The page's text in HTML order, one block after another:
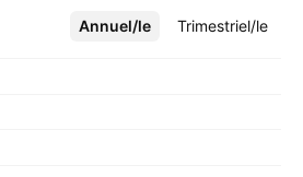
Annuel/le Trimestriel/le
Plus